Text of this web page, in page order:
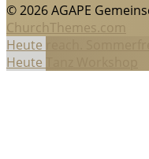
© 2026 AGAPE
ChurchThemes.com
Heute
Heute